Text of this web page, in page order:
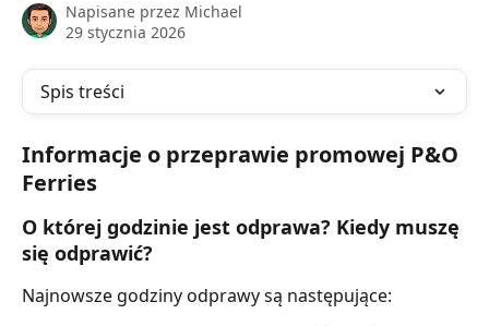
Napisane przez Michael
29 stycznia 2026
Spis treści
Informacje o przeprawie promowej P&O
Ferries
O której godzinie jest odprawa? Kiedy muszę
się odprawić?
Najnowsze godziny odprawy są następujące: